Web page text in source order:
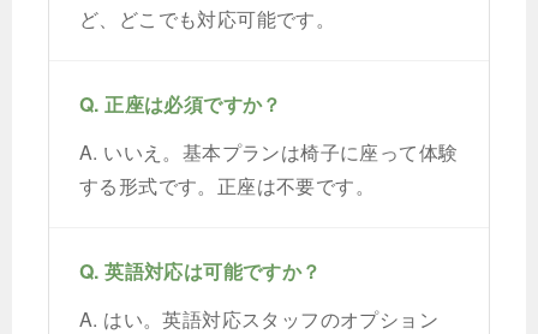
ど、どこでも対応可能です。
Q. 正座は必須ですか？
A. いいえ。基本プランは椅子に座って体験
する形式です。正座は不要です。
Q. 英語対応は可能ですか？
A. はい。英語対応スタッフのオプション